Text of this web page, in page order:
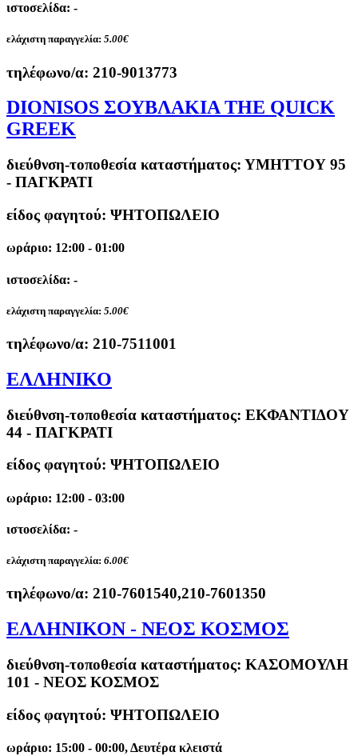
ιστοσελίδα: -
ελάχιστη παραγγελία: 5.00€
τηλέφωνο/α: 210-9013773
DIONISOS ΣΟΥΒΛΑΚΙΑ THE QUICK
GREEK
διεύθνση-τοποθεσία καταστήματος: ΥΜΗΤΤΟΥ 95
- ΠΑΓΚΡΑΤΙ
είδος φαγητού: ΨΗΤΟΠΩΛΕΙΟ
ωράριο: 12:00 - 01:00
ιστοσελίδα: -
ελάχιστη παραγγελία: 5.00€
τηλέφωνο/α: 210-7511001
ΕΛΛΗΝΙΚΟ
διεύθνση-τοποθεσία καταστήματος: ΕΚΦΑΝΤΙΔΟΥ
44 - ΠΑΓΚΡΑΤΙ
είδος φαγητού: ΨΗΤΟΠΩΛΕΙΟ
ωράριο: 12:00 - 03:00
ιστοσελίδα: -
ελάχιστη παραγγελία: 6.00€
τηλέφωνο/α: 210-7601540,210-7601350
ΕΛΛΗΝΙΚΟΝ - ΝΕΟΣ ΚΟΣΜΟΣ
διεύθνση-τοποθεσία καταστήματος: ΚΑΣΟΜΟΥΛΗ
101 - ΝΕΟΣ ΚΟΣΜΟΣ
είδος φαγητού: ΨΗΤΟΠΩΛΕΙΟ
ωράριο: 15:00 - 00:00, Δευτέρα κλειστά